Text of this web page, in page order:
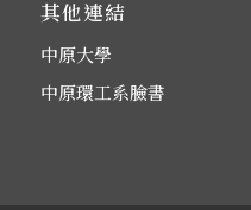
其他連結
中原大學
中原環工系臉書